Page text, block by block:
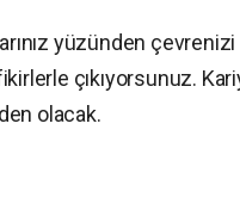
yüzünden
çıkıyorsunuz.
olacak.